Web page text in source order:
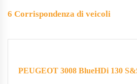
6 Corrispondenza di veicoli
PEUGEOT 3008 BlueHDi 130